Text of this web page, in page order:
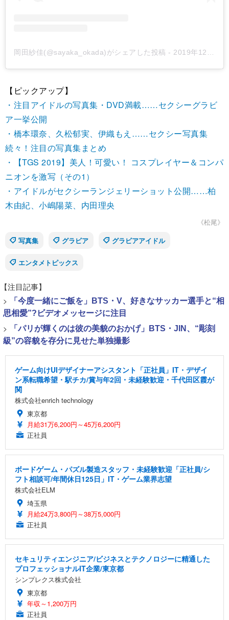
岡田紗佳(@sayaka_okada)がシェアした投稿 - 2019年12月月19日午前12時39分PST
【ピックアップ】
・注目アイドルの写真集・DVD満載……セクシーグラビ
ア一挙公開
・橋本環奈、久松郁実、伊織もえ……セクシー写真集
続々！注目の写真集まとめ
・【TGS 2019】美人！可愛い！ コスプレイヤー＆コンパ
ニオンを激写（その1）
・アイドルがセクシーランジェリーショット公開……柏
木由紀、小嶋陽菜、内田理央
《松尾》
写真集
グラビア グラビアアイドル
エンタメトピックス
【注目記事】
>
「今度一緒にご飯を」BTS・V、好きなサッカー選手と“相
思相愛”?ビデオメッセージに注目
>
「パリが輝くのは彼の美貌のおかげ」BTS・JIN、“彫刻
級”の容貌を存分に見せた単独撮影
ゲーム向けUIデザイナーアシスタント「正社員」IT・デザイ
ン系転職希望・駅チカ/賞与年2回・未経験歓迎・千代田区霞が
関
株式会社enrich technology
東京都
月給31万6,200円～45万6,200円
正社員
ボードゲーム・パズル製造スタッフ・未経験歓迎「正社員/シ
フト相談可/年間休日125日」IT・ゲーム業界志望
株式会社ELM
埼玉県
月給24万3,800円～38万5,000円
正社員
セキュリティエンジニア/ビジネスとテクノロジーに精通した
プロフェッショナルIT企業/東京都
シンプレクス株式会社
東京都
年収～1,200万円
正社員